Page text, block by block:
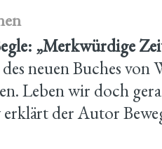
„Merkwürdige
neuen Buches von
Leben wir doch
der Autor